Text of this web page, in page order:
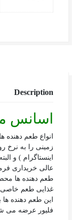
Description
اسانس
انواع طعم دهنده
زمینی را به نرخ
اینستاگرام ) و
عالی خریداری
طعم دهنده ها
غذایی طعم خاصی
این طعم دهنده
فلیور عرضه می